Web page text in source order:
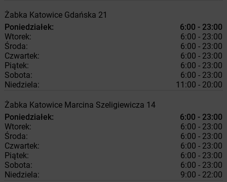
Żabka Katowice Gdańska 21
Poniedziałek:
6:00 - 23:00
Wtorek:
6:00 - 23:00
Środa:
6:00 - 23:00
Czwartek:
6:00 - 23:00
Piątek:
6:00 - 23:00
Sobota:
6:00 - 23:00
Niedziela:
11:00 - 20:00
Żabka Katowice Marcina Szeligiewicza 14
Poniedziałek:
6:00 - 23:00
Wtorek:
6:00 - 23:00
Środa:
6:00 - 23:00
Czwartek:
6:00 - 23:00
Piątek:
6:00 - 23:00
Sobota:
6:00 - 23:00
Niedziela:
9:00 - 22:00